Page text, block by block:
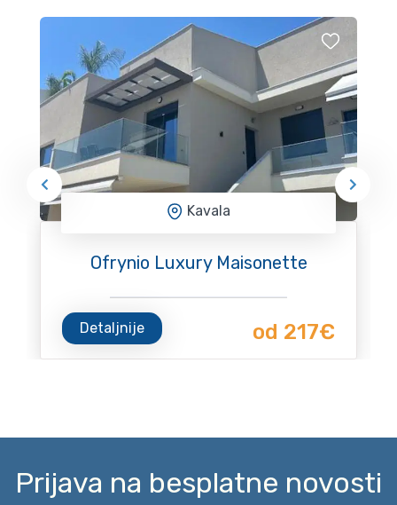
Kavala
Ofrynio Luxury Maisonette
Detaljnije od 217€
Prijava na besplatne novosti